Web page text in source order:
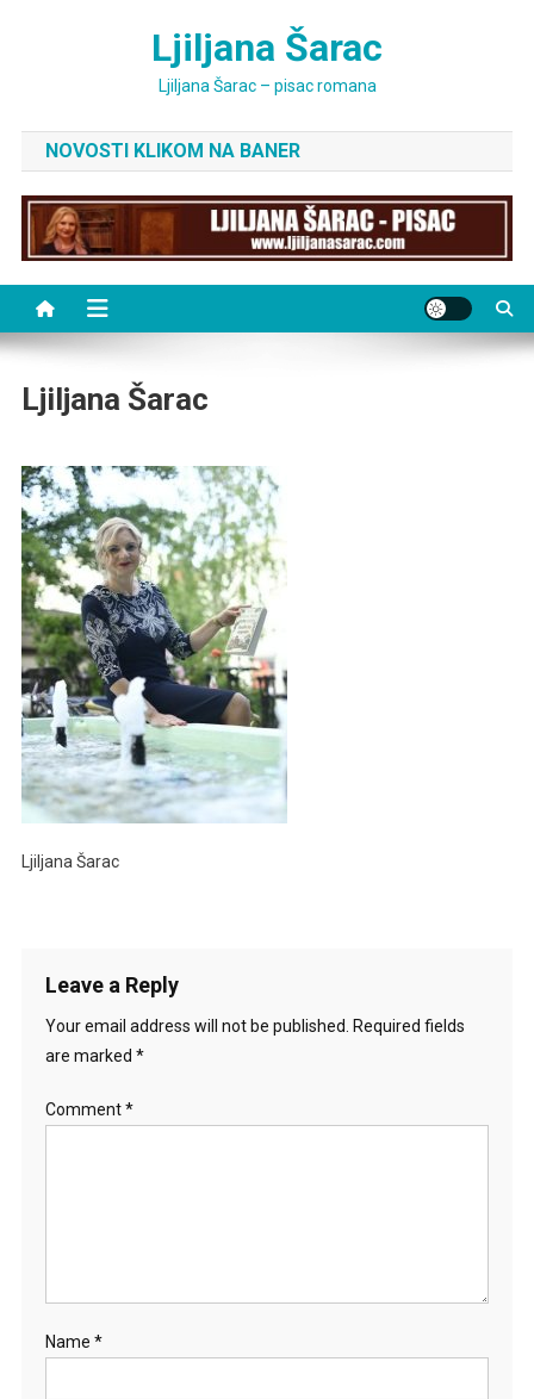
Ljiljana Šarac
Ljiljana Šarac – pisac romana
NOVOSTI KLIKOM NA BANER
Ljiljana Šarac
Ljiljana Šarac
Leave a Reply
Your email address will not be published.
Required fields
are marked *
Comment*
Name *